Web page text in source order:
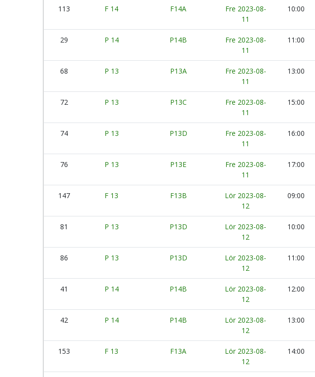
113 F 14 F14A
Fre 2023-08-
11
10:00
29 P 14 P14B
Fre 2023-08-
11
11:00
68 P 13 P13A
Fre 2023-08-
11
13:00
72 P 13 P13C
Fre 2023-08-
11
15:00
74 P 13 P13D
Fre 2023-08-
11
16:00
76 P 13 P13E
Fre 2023-08-
11
17:00
147 F 13 F13B
Lör 2023-08-
12
09:00
81 P 13 P13D
Lör 2023-08-
12
10:00
86 P 13 P13D
Lör 2023-08-
12
11:00
41 P 14 P14B
Lör 2023-08-
12
12:00
42 P 14 P14B
Lör 2023-08-
12
13:00
153 F 13 F13A
Lör 2023-08-
12
14:00